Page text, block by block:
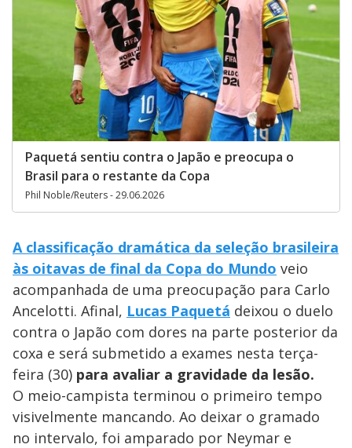
Paquetá sentiu contra o Japão e preocupa o
Brasil para o restante da Copa
Phil Noble/Reuters - 29.06.2026
A classificação dramática da seleção brasileira
às oitavas de final da Copa do Mundo veio
acompanhada de uma preocupação para Carlo
Ancelotti. Afinal, Lucas Paquetá deixou o duelo
contra o Japão com dores na parte posterior da
coxa e será submetido a exames nesta terça-
feira (30) para avaliar a gravidade da lesão.
O meio-campista terminou o primeiro tempo
visivelmente mancando. Ao deixar o gramado
no intervalo, foi amparado por Neymar e